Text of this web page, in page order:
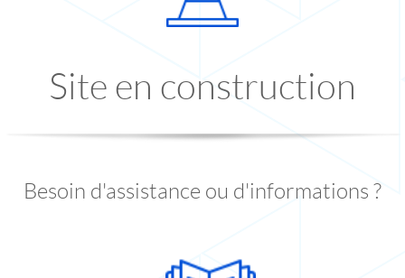
Site en construction
Besoin d'assistance ou d'informations ?